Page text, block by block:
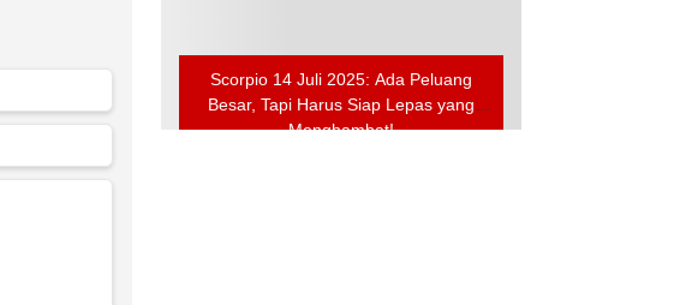
Scorpio 14 Juli 2025: Ada Peluang
Besar, Tapi Harus Siap Lepas yang
Menghambat!